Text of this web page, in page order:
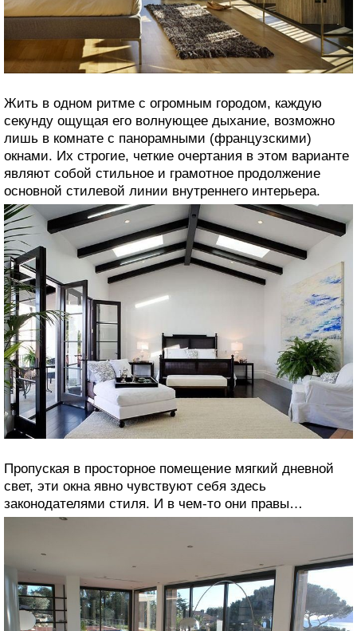
Жить в одном ритме с огромным городом, каждую
секунду ощущая его волнующее дыхание, возможно
лишь в комнате с панорамными (французскими)
окнами. Их строгие, четкие очертания в этом варианте
являют собой стильное и грамотное продолжение
основной стилевой линии внутреннего интерьера.
Пропуская в просторное помещение мягкий дневной
свет, эти окна явно чувствуют себя здесь
законодателями стиля. И в чем-то они правы…